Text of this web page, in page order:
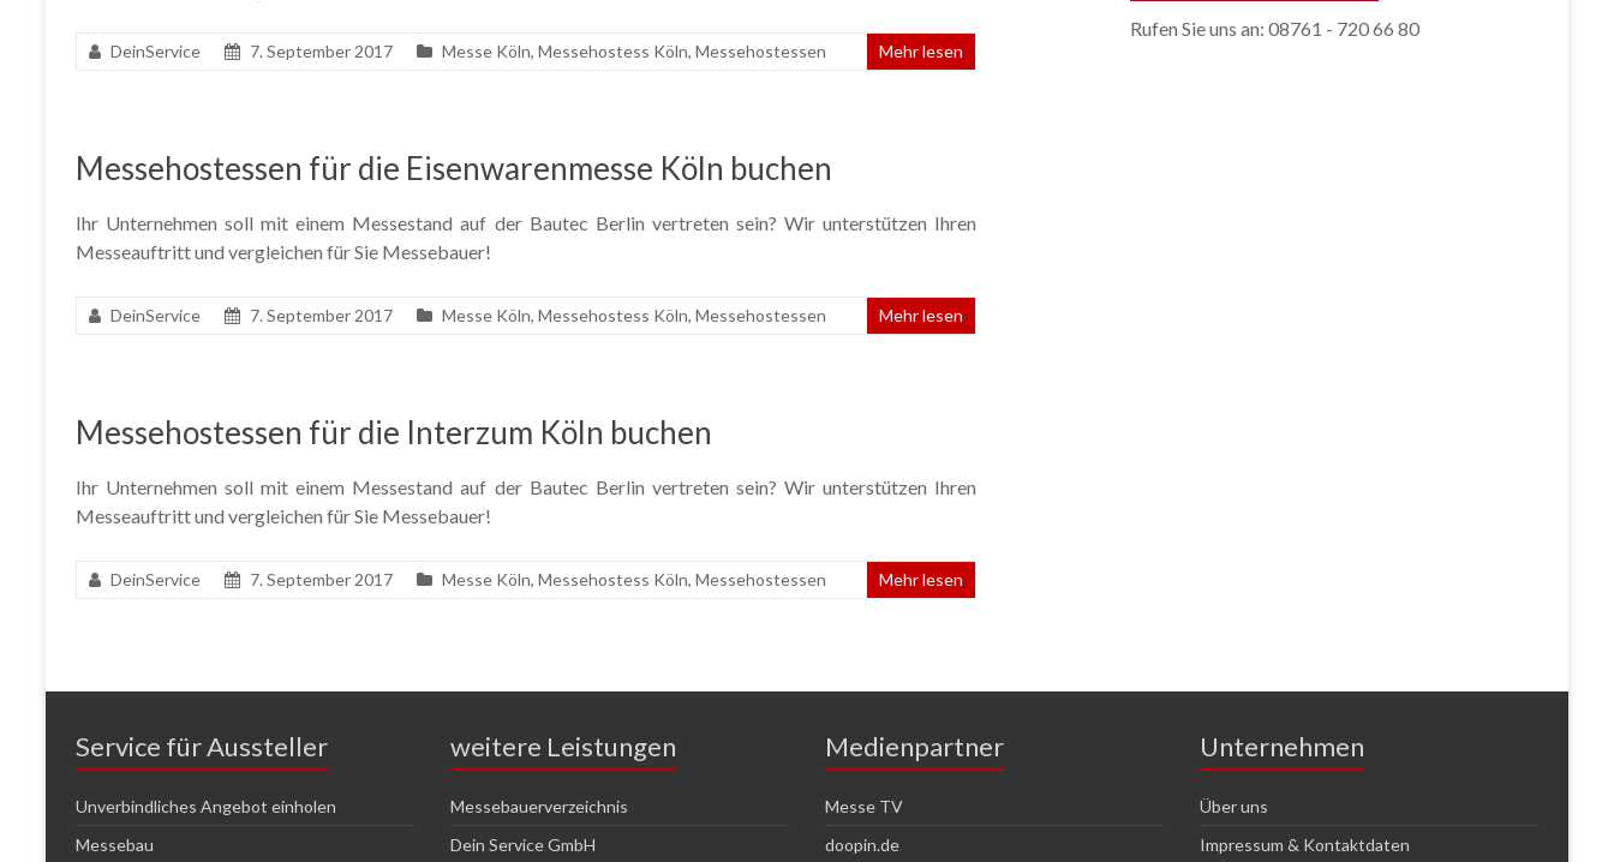
DeinService 7. September 2017 Messe Köln, Messehostess Köln, Messehostessen Mehr lesen
Messehostessen für die Eisenwarenmesse Köln buchen
Ihr Unternehmen soll mit einem Messestand auf der Bautec Berlin vertreten sein? Wir unterstützen Ihren
Messeauftritt und vergleichen für Sie Messebauer!
DeinService 7. September 2017 Messe Köln, Messehostess Köln, Messehostessen Mehr lesen
Messehostessen für die Interzum Köln buchen
Ihr Unternehmen soll mit einem Messestand auf der Bautec Berlin vertreten sein? Wir unterstützen Ihren
Messeauftritt und vergleichen für Sie Messebauer!
DeinService 7. September 2017 Messe Köln, Messehostess Köln, Messehostessen Mehr lesen
Rufen Sie uns an: 08761 - 720 66 80
Service für Aussteller
Unverbindliches Angebot einholen
Messebau
weitere Leistungen
Messebauerverzeichnis
Dein Service GmbH
Medienpartner
Messe TV
doopin.de
Unternehmen
Über uns
Impressum & Kontaktdaten